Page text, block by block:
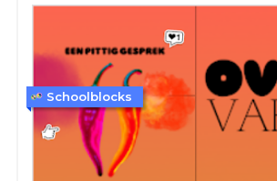
Schoolblocks